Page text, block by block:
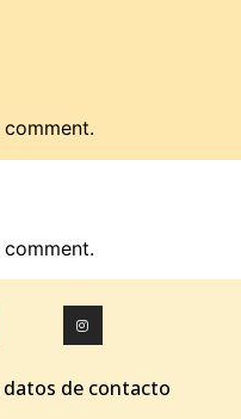
datos de contacto